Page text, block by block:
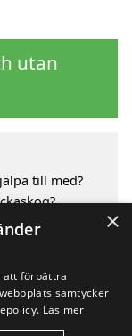
utan
till med?
×
att förbättra
samtycker
Läs mer